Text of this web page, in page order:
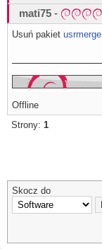
mati75 -
Usuń pakiet usrmerge
Offline
Strony: 1
Skocz do